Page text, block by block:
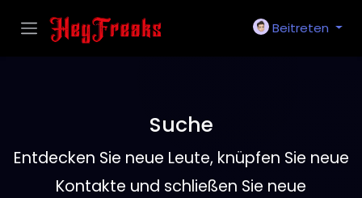
Beitreten
Suche
Entdecken Sie neue Leute, knüpfen Sie neue
Kontakte und schließen Sie neue